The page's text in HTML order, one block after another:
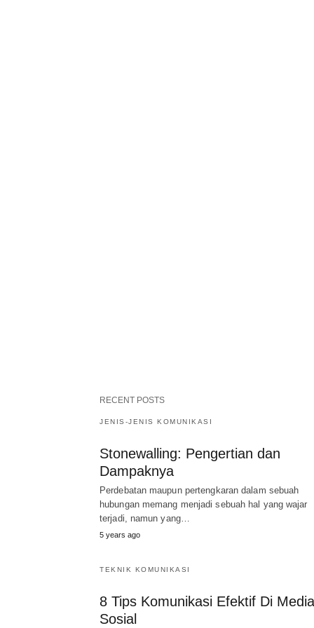
RECENT POSTS
JENIS-JENIS KOMUNIKASI
Stonewalling: Pengertian dan
Dampaknya
Perdebatan maupun pertengkaran dalam sebuah
hubungan memang menjadi sebuah hal yang wajar
terjadi, namun yang…
5 years ago
TEKNIK KOMUNIKASI
8 Tips Komunikasi Efektif Di Media
Sosial